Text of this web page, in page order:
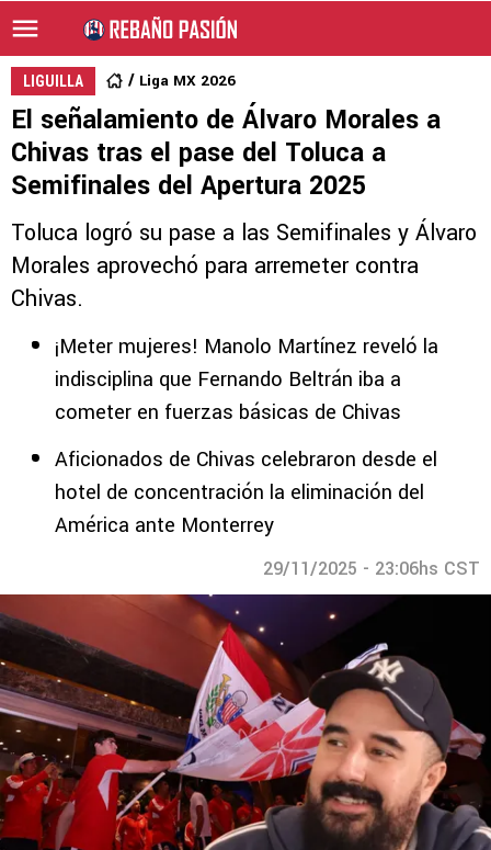
LIGUILLA Liga MX 2026
El señalamiento de Álvaro Morales a
Chivas tras el pase del Toluca a
Semifinales del Apertura 2025
Toluca logró su pase a las Semifinales y Álvaro
Morales aprovechó para arremeter contra
Chivas.
¡Meter mujeres! Manolo Martínez reveló la
indisciplina que Fernando Beltrán iba a
cometer en fuerzas básicas de Chivas
Aficionados de Chivas celebraron desde el
hotel de concentración la eliminación del
América ante Monterrey
29/11/2025 - 23:06hs CST